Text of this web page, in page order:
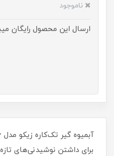
ناموجود
ارسال این محصول رایگان
برای داشتن نوشیدنی‌های